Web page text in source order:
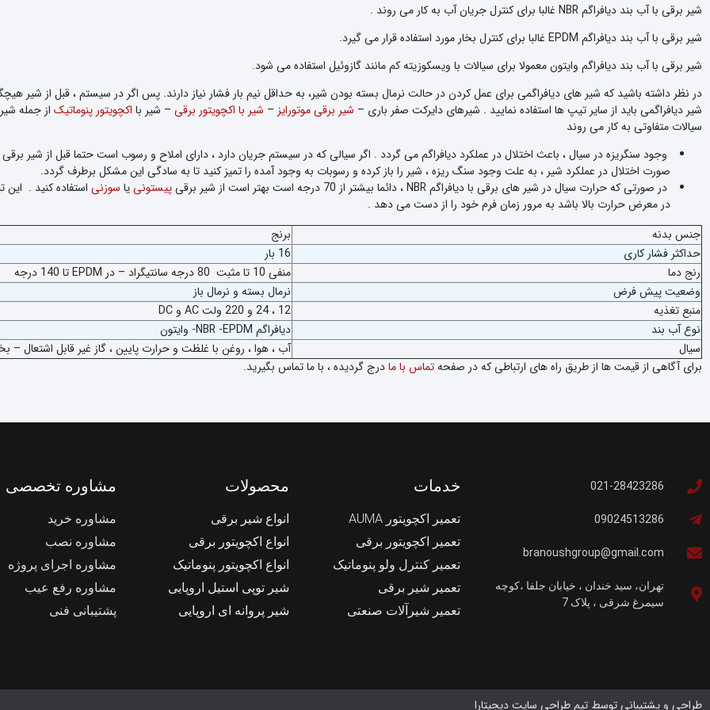
شیر برقی با آب بند دیافراگم NBR غالبا برای کنترل جریان آب به کار می روند .
شیر برقی با آب بند دیافراگم EPDM غالبا برای کنترل بخار مورد استفاده قرار می گیرد.
شیر برقی با آب بند دیافراگم وایتون معمولا برای سیالات با ویسکوزیته کم مانند گازوئیل استفاده می شود.
در نظر داشته باشید که شیر های دیافراگمی برای عمل کردن در حالت نرمال بسته بودن شیر، به حداقل نیم بار فشار نیاز دارند. پس اگر در سیستم ، قبل از شیر
شیر دیافراگمی باید از سایر تیپ ها استفاده نمایید . شیرهای دایرکت صفر باری – شیر برقی موتورایز – شیر با اکچویتور برقی – شیر با اکچویتور پنوماتیک از جمله
سیالات متفاوتی به کار می روند
وجود سنگریزه در سیال ، باعث اختلال در عملکرد دیافراگم می گردد . اگر سیالی که در سیستم جریان دارد ، دارای املاح و رسوب است حتما قبل از شیر
صورت اختلال در عملکرد شیر ، به علت وجود سنگ ریزه ، شیر را باز کرده و رسوبات به وجود آمده را تمیز کنید تا به سادگی این مشکل برطرف گردد.
در صورتی که حرارت سیال در شیر های برقی با دیافراگم NBR ، دائما بیشتر از 70 درجه است بهتر است از شیر برقی
پیستونییا سوزنی استفاده کنید . این
در معرض حرارت بالا باشد به مرور زمان فرم خود را از دست می دهد .
جنس بدنه
برنج
حداکثر فشار کاری
16 بار
رنج دما
منفی 10 تا مثبت 80 درجه سانتیگراد – در EPDM تا 140 درجه
وضعیت پیش فرض
نرمال بسته و نرمال باز
منبع تغذیه
12 ، 24 و 220 ولت AC و DC
نوع آب بند
دیافراگم NBR -EPDM- وایتون
سیال
آب ، هوا ، روغن با غلظت و حرارت پایین ، گاز غیر قابل اشتعال –
برای آگاهی از قیمت ها از طریق راه های ارتباطی که در صفحهتماس با مادرج گردیده ، با ما تماس بگیرید.
021-28423286
09024513286
branoushgroup@gmail.com
تهران، سید خندان ، خیابان جلفا ،کوچه
سیمرغ شرقی ، پلاک 7
خدمات
تعمیر اکچویتور AUMA
تعمیر اکچویتور برقی
تعمیر کنترل ولو پنوماتیک
تعمیر شیر برقی
تعمیر شیرآلات صنعتی
محصولات
انواع شیر برقی
انواع اکچویتور برقی
انواع اکچویتور پنوماتیک
شیر توپی استیل اروپایی
شیر پروانه ای اروپایی
مشاوره تخصصی
مشاوره خرید
مشاوره نصب
مشاوره اجرای پروژه
مشاوره رفع عیب
پشتیبانی فنی
طراحی و پشتیبانی توسط تیم طراحی سایت دیجیتارا